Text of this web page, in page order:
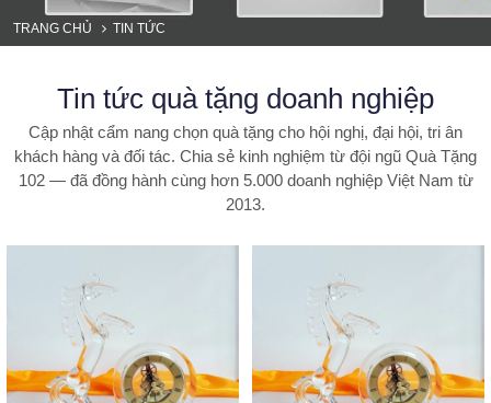
TRANG CHỦ TIN TỨC
Tin tức quà tặng doanh nghiệp
Cập nhật cẩm nang chọn quà tặng cho hội nghị, đại hội, tri ân
khách hàng và đối tác. Chia sẻ kinh nghiệm từ đội ngũ Quà Tặng
102 — đã đồng hành cùng hơn 5.000 doanh nghiệp Việt Nam từ
2013.